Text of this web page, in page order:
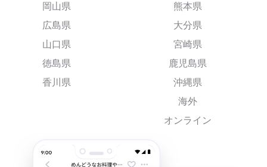
岡山県
広島県
山口県
徳島県
香川県
熊本県
大分県
宮崎県
鹿児島県
沖縄県
海外
オンライン